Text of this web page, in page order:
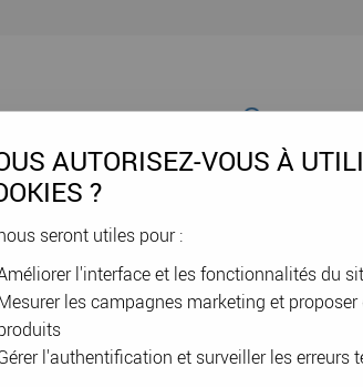
CÂBLES & GAINES DOMOTIQUE & VE
>Détecteurs
AUTORISEZ-VOUS À
?
seront utiles pour :
l'interface et les fonctionnalités du
les campagnes marketing et
l'authentification et surveiller les erreurs